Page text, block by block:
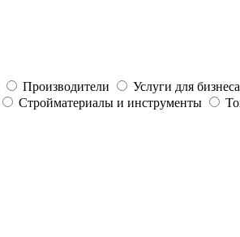
Производители Услуги для бизнеса
Стройматериалы и инструменты